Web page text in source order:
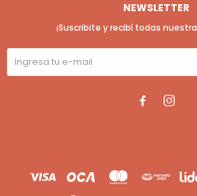
NEWSLETTER
¡Suscribite y recibí todas
 